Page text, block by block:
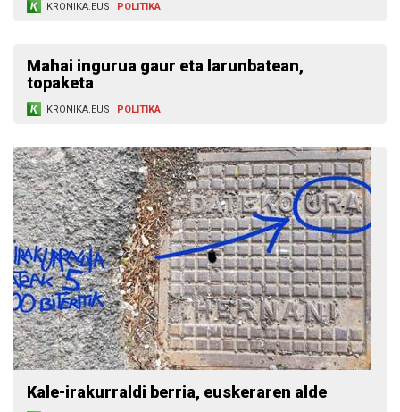
KRONIKA.EUS POLITIKA
Mahai ingurua gaur eta larunbatean,
topaketa
KRONIKA.EUS POLITIKA
Kale-irakurraldi berria, euskeraren alde